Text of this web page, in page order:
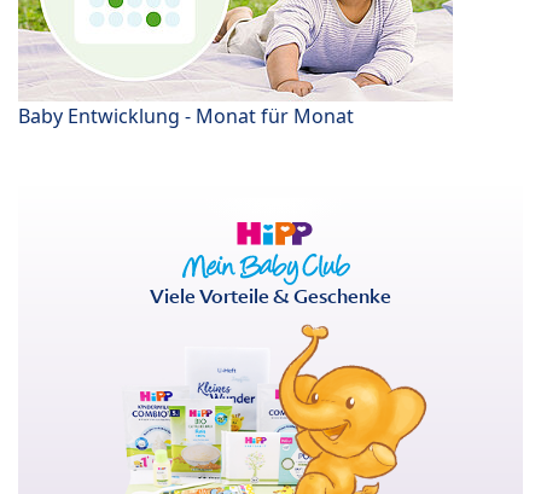
Baby Entwicklung - Monat für Monat
Viele Vorteile & Geschenke